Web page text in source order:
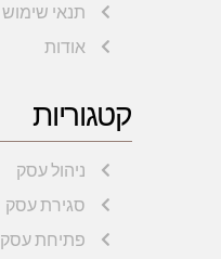
תנאי שימוש
אודות
קטגוריות
ניהול עסק
סגירת עסק
פתיחת עסק